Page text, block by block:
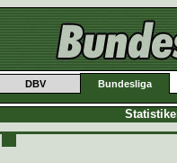
DBV Bundesliga